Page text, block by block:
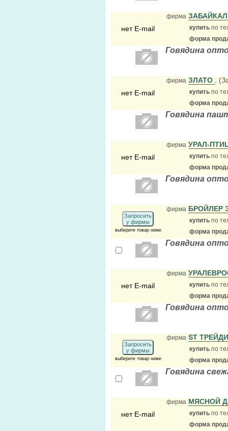
нет E-mail
фирма
купить по
форма
Говядина
нет E-mail
фирма ЗЛАТО ,
купить по
форма
Говядина
нет E-mail
фирма УРАЛ-
купить по
форма
Говядина
Запросить
у фирмы
выберите товар ниже
фирма БРОЙЛЕР
купить по
форма
Говядина
нет E-mail
фирма
купить по
форма
Говядина
Запросить
у фирмы
выберите товар ниже
фирма ST
купить по
форма
Говядина
нет E-mail
фирма МЯСНОЙ
купить по
форма